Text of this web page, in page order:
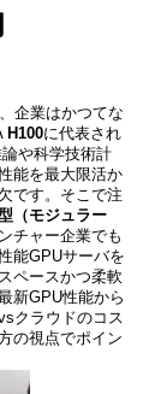
企業はかつてな
H100に代表され
や科学技術計
能を最大限活か
です。そこで注
（モジュラー
チャー企業でも
能GPUサーバを
ペースかつ柔軟
新GPU性能から
クラウドのコス
の視点でポイン